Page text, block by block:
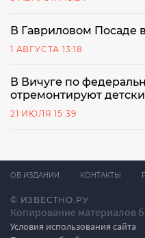
В Гавриловом Посаде
1 АВГУСТА 13:18
В Вичуге по
отремонтируют
21 ИЮЛЯ 15:39
© ИЗВЕСТНО.РУ
Копирование материалов
Условия использования сайта
ОБ ИЗДАНИИ КОНТАКТЫ